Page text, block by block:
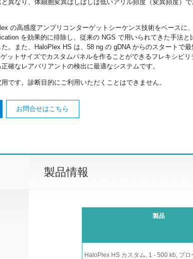
異なり、体細胞変異はしばしば低いアリル頻度（変異頻度）
の高感度アンプリコンターゲットシーケンス技術をベースに
を効果的に排除し、従来の NGS で用いられてきた手法
。また、HaloPlex HS は、58 ng の gDNA からのスタートで
ットサイズでカスタムパネルを作ることができるフレキシビ
確なレアバリアントの検出に最適なシステムです。
です。診断目的にご利用いただくことはできません。
お問合せはこちら
製品情報
製品
HaloPlex HS カスタム, 1 - 500 kb, プロ